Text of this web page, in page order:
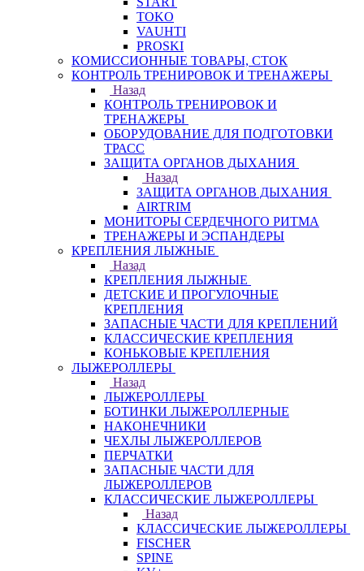
TOKO
VAUHTI
PROSKI
КОМИССИОННЫЕ ТОВАРЫ, СТОК
КОНТРОЛЬ ТРЕНИРОВОК И ТРЕНАЖЕРЫ
Назад
КОНТРОЛЬ ТРЕНИРОВОК И
ТРЕНАЖЕРЫ
ОБОРУДОВАНИЕ ДЛЯ ПОДГОТОВКИ
ТРАСС
ЗАЩИТА ОРГАНОВ ДЫХАНИЯ
Назад
ЗАЩИТА ОРГАНОВ ДЫХАНИЯ
AIRTRIM
МОНИТОРЫ СЕРДЕЧНОГО РИТМА
ТРЕНАЖЕРЫ И ЭСПАНДЕРЫ
КРЕПЛЕНИЯ ЛЫЖНЫЕ
Назад
КРЕПЛЕНИЯ ЛЫЖНЫЕ
ДЕТСКИЕ И ПРОГУЛОЧНЫЕ
КРЕПЛЕНИЯ
ЗАПАСНЫЕ ЧАСТИ ДЛЯ КРЕПЛЕНИЙ
КЛАССИЧЕСКИЕ КРЕПЛЕНИЯ
КОНЬКОВЫЕ КРЕПЛЕНИЯ
ЛЫЖЕРОЛЛЕРЫ
Назад
ЛЫЖЕРОЛЛЕРЫ
БОТИНКИ ЛЫЖЕРОЛЛЕРНЫЕ
НАКОНЕЧНИКИ
ЧЕХЛЫ ЛЫЖЕРОЛЛЕРОВ
ПЕРЧАТКИ
ЗАПАСНЫЕ ЧАСТИ ДЛЯ
ЛЫЖЕРОЛЛЕРОВ
КЛАССИЧЕСКИЕ ЛЫЖЕРОЛЛЕРЫ
Назад
КЛАССИЧЕСКИЕ ЛЫЖЕРОЛЛЕРЫ
FISCHER
SPINE